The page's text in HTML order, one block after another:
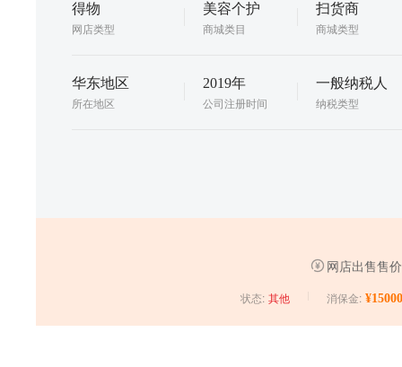
得物
网店类型
美容个护
商城类目
扫货商
商城类型
华东地区
所在地区
2019年
公司注册时间
一般纳税人
纳税类型
网店出售售
状态: 其他 消保金: